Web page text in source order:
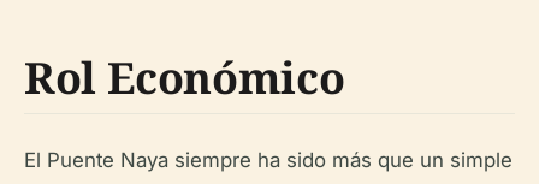
Rol Económico
El Puente Naya siempre ha sido más que un simple